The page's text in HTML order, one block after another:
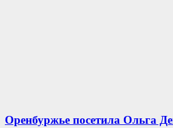
Оренбуржье посетила Ольга